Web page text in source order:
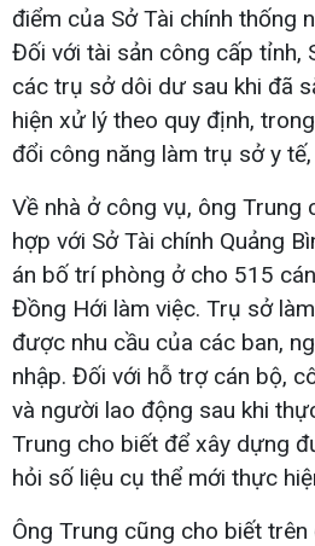
điểm của Sở Tài chính thống
Đối với tài sản công cấp tỉnh,
các trụ sở dôi dư sau khi đã
hiện xử lý theo quy định,
đổi công năng làm trụ sở y
Về nhà ở công vụ, ông Trung
hợp với Sở Tài chính Quảng
án bố trí phòng ở cho 515
Đồng Hới làm việc. Trụ sở
được nhu cầu của các ban,
nhập. Đối với hỗ trợ cán bộ,
và người lao động sau khi
Trung cho biết để xây dựng
hỏi số liệu cụ thể mới thực
Ông Trung cũng cho biết